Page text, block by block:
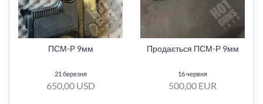
ПСМ-Р 9мм
21 березня
650,00 USD
Продається ПСМ-Р 9мм
16 червня
500,00 EUR